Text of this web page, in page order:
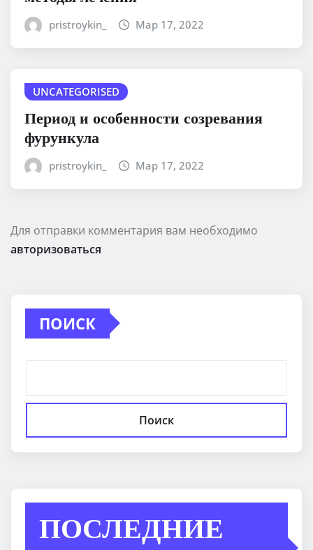
pristroykin_ Мар 17, 2022
UNCATEGORISED
Период и особенности созревания
фурункула
pristroykin_ Мар 17, 2022
Для отправки комментария вам необходимо
авторизоваться
ПОИСК
Поиск
ПОСЛЕДНИЕ